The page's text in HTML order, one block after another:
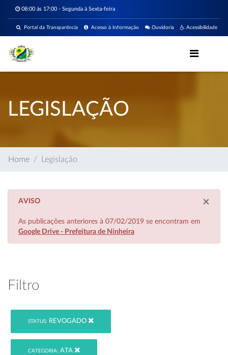
08:00 ás 17:00 - Segunda à Sexta-feira
Acessibilidade
Ouvidoria
Acesso à Informação
Portal da Transparência
LEGISLAÇÃO
Home Legislação
×
AVISO
As publicações anteriores à 07/02/2019 se encontram em
Google Drive - Prefeitura de Ninheira
Filtro
STATUS: REVOGADO
CATEGORIA: ATA